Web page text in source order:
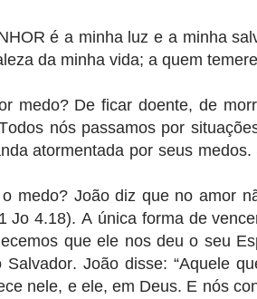
é a minha luz e a minha
da minha vida; a quem
medo? De ficar doente, de
nós passamos por
atormentada por seus
medo? João diz que no amor
Jo 4.18). A única forma de
que ele nos deu o seu
Salvador. João disse: “Aquele
nele, e ele, em Deus. E nós